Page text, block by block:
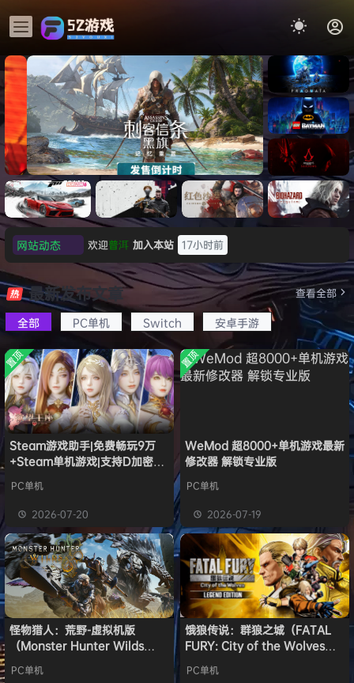
《刺客信条：黑旗 记忆重置-
虚拟机版/Assassin’s Creed
Black Flag Resynced
HYPERVISOR》免安装中文
版
《识质存
在/PRAG
MATA》
免安装中
文版
《乐高蝙
蝠侠：黑
暗骑士之
Legacy
of the
Dark
Knight》
免安装中
文版
影/Assas
sin’s
Creed
Shadow
s》免安装
版，非虚
拟机
极限竞
速：地平
线
6（Forza
Horizon
6）免安装
中文版
《原子之
心/Atomi
c
Heart》
免安装中
文版
红色沙漠-
虚拟机版
（Crimso
n Desert
HYPERVI
SOR）免
安装中文
版
生化危机
9：安魂
曲
（Reside
nt Evil
Requiem
）免安装
中文版
网站动态 欢迎普洱 加入本站 17小时前
欢迎0**3 加入本站 17小时前
欢迎 c***s 加入本站 19小时前
欢迎V****y 加入本站 21小时前
欢迎j***j 加入本站
21小时前
加入本站
8月5日
l***g 签到获取 28 点积分
8月5日
w******g 签到获取 49 点积分
8月4日
欢迎w******g 加入本站
欢迎Z******U 加入本站
欢迎k******2 加入本站 8月4日
e******i 签到获取 43 点积分 37分钟前
加入本站
16小时前
加入本站
39 点积分 17小时前
最新发布文章
全部 PC单机 Switch 安卓手游
查看全部
置顶
Steam游戏助手|免费畅玩9万
+Steam单机游戏|支持D加密以
PC单机
2026-07-20
置顶
WeMod 超8000+单机游戏最新
修改器 解锁专业版
PC单机
2026-07-19
怪物猎人：荒野-虚拟机版
（Monster Hunter Wilds
PC单机
饿狼传说：群狼之城（FATAL
FURY: City of the Wolves）
PC单机